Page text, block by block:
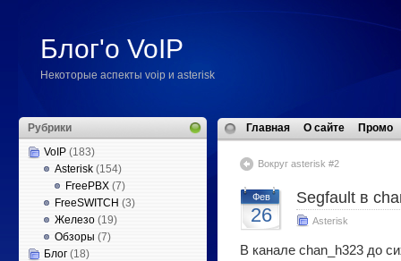
Блог'о VoIP
Некоторые аспекты voip и asterisk
Рубрики
VoIP (183)
Asterisk (154)
FreePBX (7)
FreeSWITCH (3)
Железо (19)
Обзоры (7)
Блог (18)
Главная О сайте Промо
Вокруг asterisk #2
Фев
26
Segfault в
Asterisk
В канале chan_h323 до